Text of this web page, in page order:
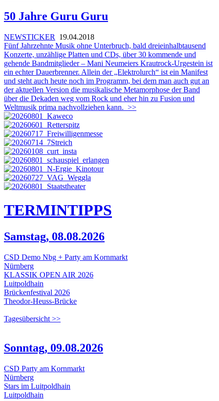
50 Jahre Guru Guru
NEWSTICKER
19.04.2018
Fünf Jahrzehnte Musik ohne Unterbruch, bald dreieinhalbtausend
Konzerte, unzählige Platten und CDs, über 30 kommende und
gehende Bandmitglieder – Mani Neumeiers Krautrock-Urgestein ist
ein echter Dauerbrenner. Allein der „Elektrolurch“ ist ein Manifest
und steht auch heute noch im Programm, bei dem man auch gut an
der aktuellen Version die musikalische Metamorphose der Band
über die Dekaden weg vom Rock und eher hin zu Fusion und
Weltmusik prima nachvollziehen kann. >>
TERMINTIPPS
Samstag, 08.08.2026
CSD Demo Nbg + Party am Kornmarkt
Nürnberg
KLASSIK OPEN AIR 2026
Luitpoldhain
Brückenfestival 2026
Theodor-Heuss-Brücke
Tagesübersicht >>
Sonntag, 09.08.2026
CSD Party am Kornmarkt
Nürnberg
Stars im Luitpoldhain
Luitpoldhain